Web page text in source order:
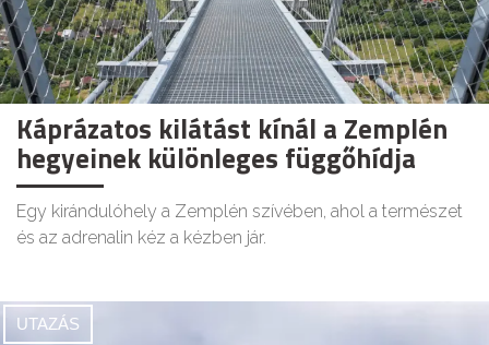
Káprázatos kilátást kínál a Zemplén
hegyeinek különleges függőhídja
Egy kirándulóhely a Zemplén szívében, ahol a természet
és az adrenalin kéz a kézben jár.
UTAZÁS